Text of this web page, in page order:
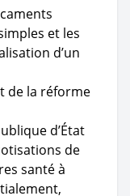
et les
d’un
de la réforme
d’État
de
santé à